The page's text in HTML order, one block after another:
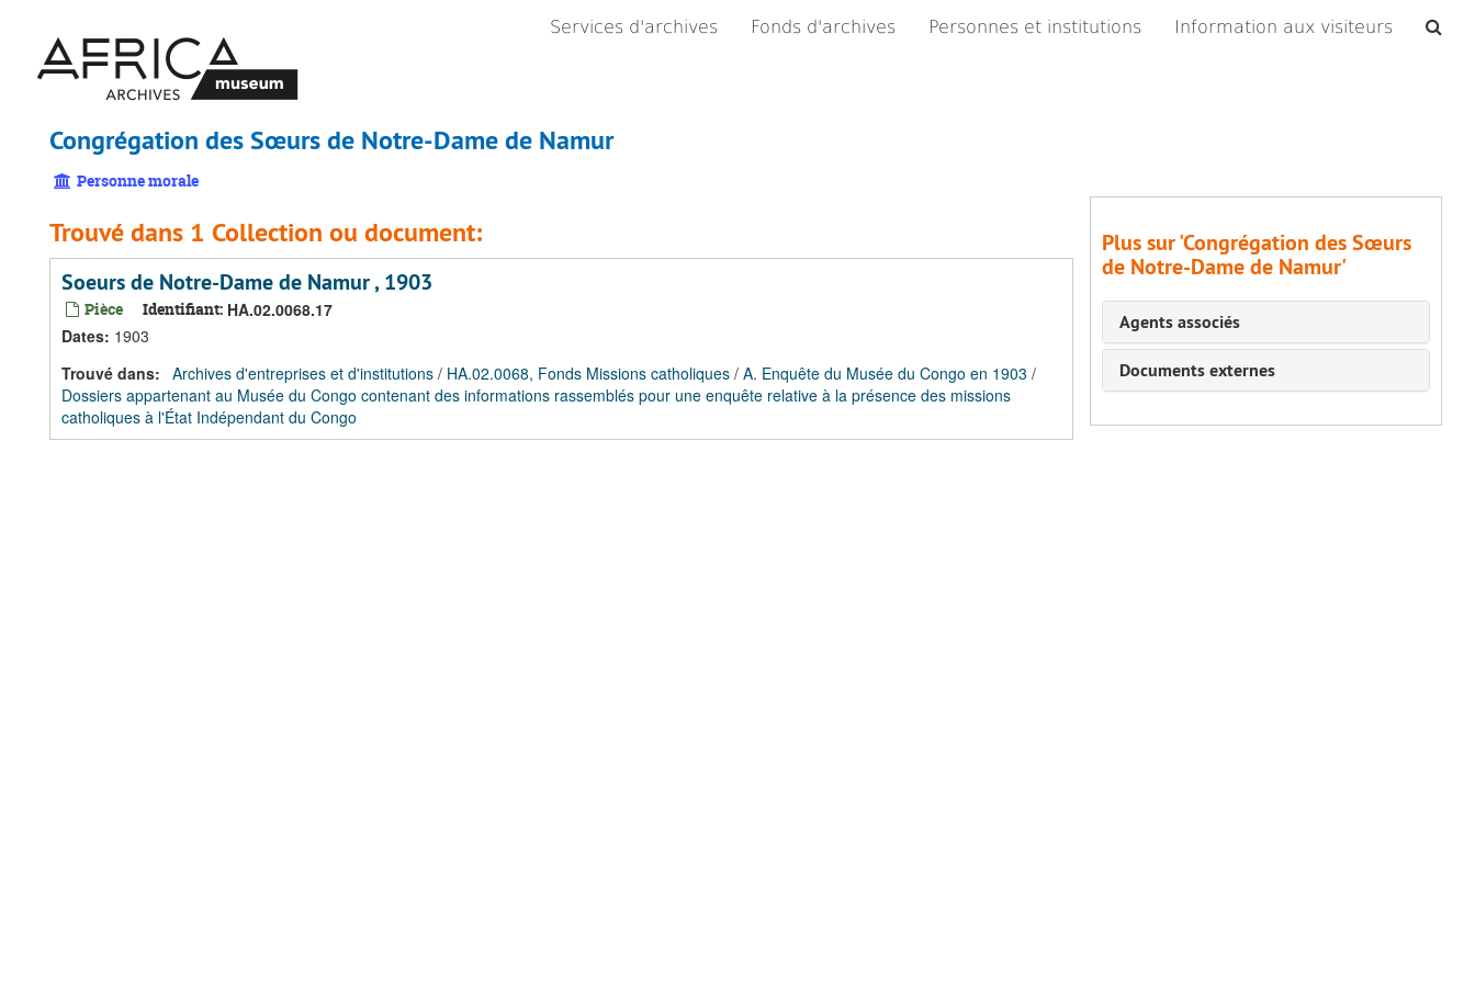
contenu
principal
Services d'archives Fonds d'archives Personnes et institutions Information aux visiteurs
Congrégation des Sœurs de Notre-Dame de Namur
Personne morale
Trouvé dans 1 Collection ou document:
Soeurs de Notre-Dame de Namur , 1903
Pièce Identifiant: HA.02.0068.17
Dates: 1903
Trouvé dans: Archives d'entreprises et d'institutions / HA.02.0068, Fonds Missions catholiques / A. Enquête du Musée du Congo en 1903 /
Dossiers appartenant au Musée du Congo contenant des informations rassemblés pour une enquête relative à la présence des missions
catholiques à l'État Indépendant du Congo
Plus sur 'Congrégation des Sœurs
de Notre-Dame de Namur'
Agents associés
Documents externes